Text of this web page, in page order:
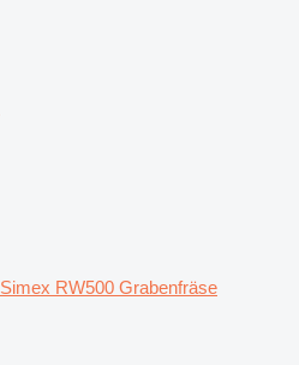
Simex RW500 Grabenfräse